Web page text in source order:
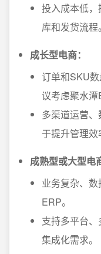
投入成本低
库和发货流程。
成长型电商：
订单和SKU
议考虑聚水潭
多渠道运营
于提升管理效
成熟型或大型电
业务复杂、
ERP。
支持多平台、
集成化需求。